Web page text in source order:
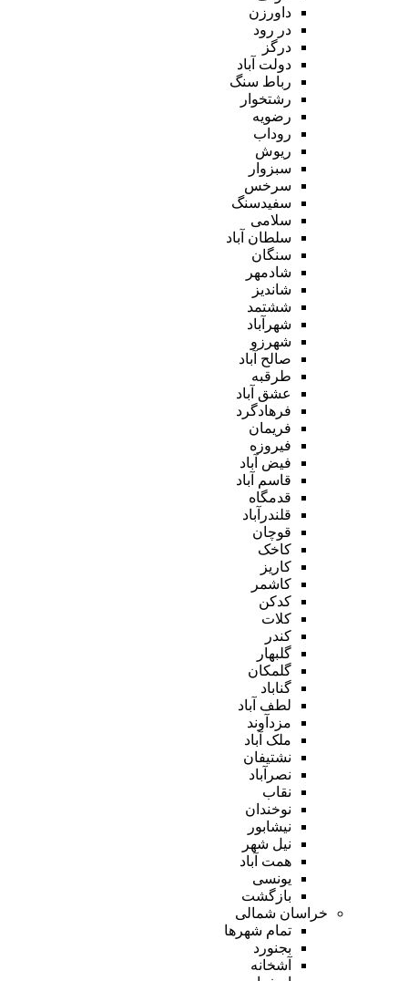
داورزن
در رود
درگز
دولت آباد
رباط سنگ
رشتخوار
رضویه
روداب
ریوش
سبزوار
سرخس
سفیدسنگ
سلامی
سلطان آباد
سنگان
شادمهر
شاندیز
ششتمد
شهرآباد
شهرزو
صالح آباد
طرقبه
عشق آباد
فرهادگرد
فریمان
فیروزه
فیض آباد
قاسم آباد
قدمگاه
قلندرآباد
قوچان
کاخک
کاریز
کاشمر
کدکن
کلات
کندر
گلبهار
گلمکان
گناباد
لطف آباد
مزدآوند
ملک آباد
نشتیفان
نصرآباد
نقاب
نوخندان
نیشابور
نیل شهر
همت آباد
یونسی
بازگشت
خراسان شمالی
تمام شهر‌ها
بجنورد
آشخانه